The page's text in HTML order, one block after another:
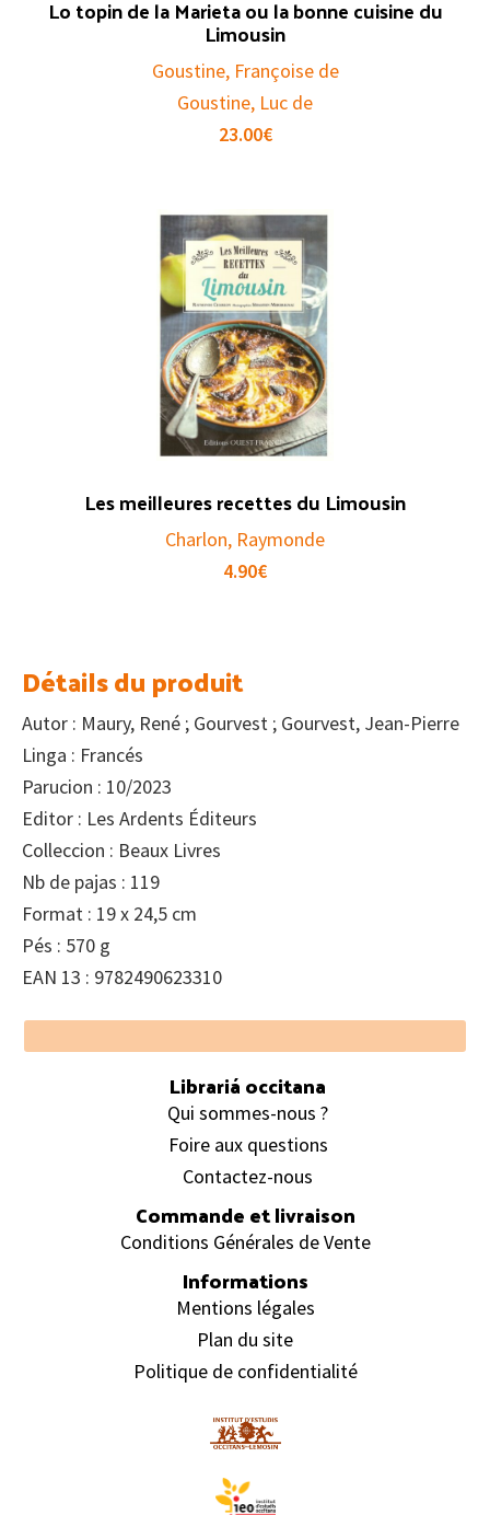
Lo topin de la Marieta ou la bonne cuisine du
Limousin
Goustine, Françoise de
Goustine, Luc de
23.00€
Les meilleures recettes du Limousin
Charlon, Raymonde
4.90€
Détails du produit
Autor : Maury, René ; Gourvest ; Gourvest, Jean-Pierre
Linga : Francés
Parucion : 10/2023
Editor : Les Ardents Éditeurs
Colleccion : Beaux Livres
Nb de pajas : 119
Format : 19 x 24,5 cm
Pés : 570 g
EAN 13 : 9782490623310
Footer
Librariá occitana
Qui sommes-nous ?
Foire aux questions
Contactez-nous
Commande et livraison
Conditions Générales de Vente
Informations
Mentions légales
Plan du site
Politique de confidentialité